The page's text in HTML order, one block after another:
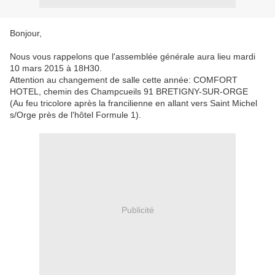
Bonjour,
Nous vous rappelons que l'assemblée générale aura lieu mardi
10 mars 2015 à 18H30.
Attention au changement de salle cette année: COMFORT
HOTEL, chemin des Champcueils 91 BRETIGNY-SUR-ORGE
(Au feu tricolore après la francilienne en allant vers Saint Michel
s/Orge près de l'hôtel Formule 1).
Publicité